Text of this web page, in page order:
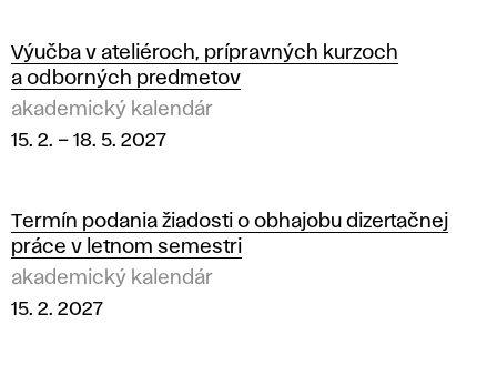
Výučba v ateliéroch, prípravných kurzoch
a odborných predmetov
akademický kalendár
15. 2. – 18. 5. 2027
Termín podania žiadosti o obhajobu dizertačnej
práce v letnom semestri
akademický kalendár
15. 2. 2027